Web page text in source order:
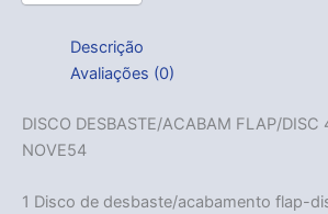
Descrição
Avaliações (0)
DISCO DESBASTE/ACABAM FLAP/DISC
NOVE54
1 Disco de desbaste/acabamento flap-